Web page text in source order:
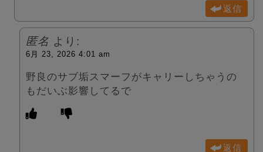
返信
匿名 より:
6月 23, 2026 4:01 am
野良のサブ垢スマーフがキャリーしちゃうの
もだいぶ影響してるで
返信